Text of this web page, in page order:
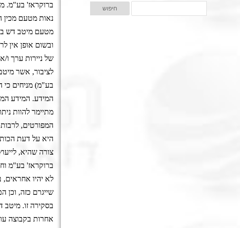
נאות מטעם מכין
מטעם מיטב דש
ובשום אופן אין
של ניירות ערך
לציבור, אשר
בע"מ) מניחים כי
המידע. המידע
מתיימר להוות
המפורטים,
היא על דעת
צורה שהיא,
ברוקראז' בע"מ
לא יהיו אחראים,
שייגרם כזה, וכן
בסקירה זו.
אחרות בקבוצה